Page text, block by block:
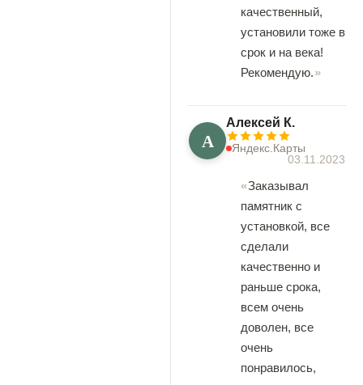
качественный,
установили тоже в
срок и на века!
Рекомендую.
А
Алексей К.
Яндекс.Карты
03.11.2023
Заказывал
памятник с
установкой, все
сделали
качественно и
раньше срока,
всем очень
доволен, все
очень
понравилось,